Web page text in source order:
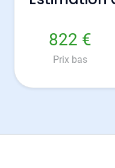
822 €
Prix bas